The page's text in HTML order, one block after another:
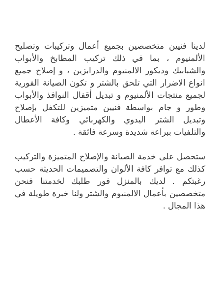
لدينا فنيين متخصصين بجميع أعمال وتركيبات وتصليح
الألمنيوم ، بما في ذلك تركيب المطابخ والأبواب
والشبابيك وديكور الالمنيوم والدرابزين ، و إصلاح جميع
انواع الاضرار التي تلحق بالشتر و تكون الصيانة الفورية
لجميع منتجات الألمنيوم و تبديل أقفال النوافذ والأبواب
وطور و جام بواسطة فنيين متميزين للتكفل بإصلاح
وتبديل الشتر اليدوي والكهربائي وكافة الأعطال
والتلفيات ببراعة شديدة وسرعة فائقة .
ستحصل على خدمة الصيانة والإصلاح المتميزة والتركيب
كذلك مع توافر كافة الألوان والتصميمات الحديثة حسب
رغبتكم . لديك بالمنزل فور طلبك لخدمتنا فنحن
متخصصين بأعمال الالمنيوم والشتر ولنا خبرة طويلة في
هذا المجال .